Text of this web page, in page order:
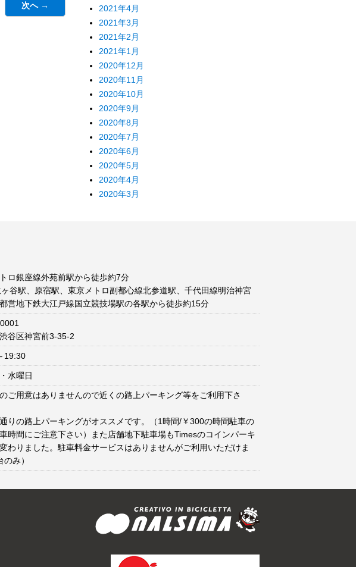
次へ →
2021年4月
2021年3月
2021年2月
2021年1月
2020年12月
2020年11月
2020年10月
2020年9月
2020年8月
2020年7月
2020年6月
2020年5月
2020年4月
2020年3月
ロ銀座線外苑前駅から徒歩約7分
谷駅、原宿駅、東京メトロ副都心線北参道駅、千代田線明治神宮
営地下鉄大江戸線国立競技場駅の各駅から徒歩約15分
谷区神宮前3-35-2
19:30
水曜日
ご用意はありませんので近くの路上パーキング等をご利用下さ
りの路上パーキングがオススメです。（1時間/￥300の時間駐車の
時間にご注意下さい）また店舗地下駐車場もTimesのコインパーキ
わりました。駐車料金サービスはありませんがご利用いただけま
み）